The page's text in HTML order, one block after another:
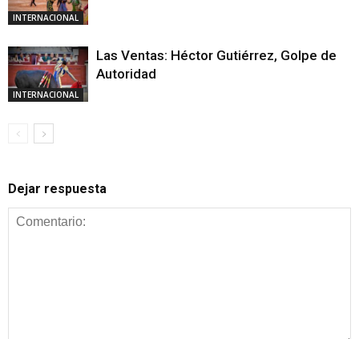
INTERNACIONAL
INTERNACIONAL
Las Ventas: Héctor Gutiérrez, Golpe de
Autoridad
Dejar respuesta